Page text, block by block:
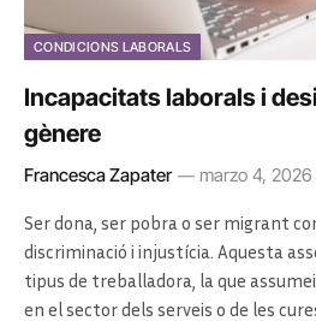
CONDICIONS LABORALS
Incapacitats laborals i
gènere
Francesca Zapater marzo 4, 2026
Ser dona, ser pobra o ser migrant
discriminació i injustícia. Aquesta
tipus de treballadora, la que
en el sector dels serveis o de les